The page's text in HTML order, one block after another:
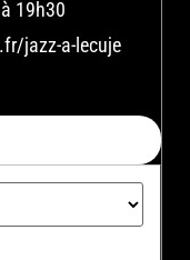
19h30
jazz-a-lecuje